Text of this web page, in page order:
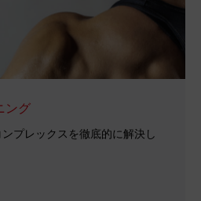
ング
プレックスを徹底的に解決し